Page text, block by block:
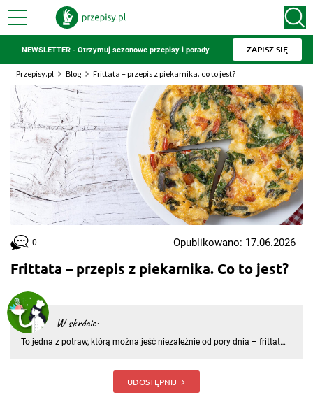
NEWSLETTER - Otrzymuj sezonowe przepisy i porady ZAPISZ SIĘ
Przepisy.pl Blog Frittata – przepis z piekarnika. co to jest?
Frittata – przepis z piekarnika. Co to jest?
W skrócie:
To jedna z potraw, którą można jeść niezależnie od pory dnia – frittata
jednak sposobem przygotowania, konsystencją oraz dodatkami.
UDOSTĘPNIJ
0 Opublikowano: 17.06.2026